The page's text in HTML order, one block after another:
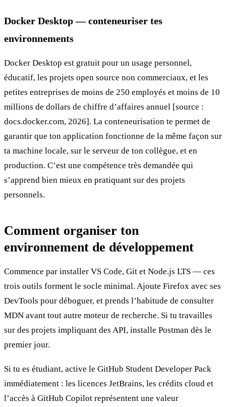
Docker Desktop — conteneuriser tes
environnements
Docker Desktop est gratuit pour un usage personnel,
éducatif, les projets open source non commerciaux, et les
petites entreprises de moins de 250 employés et moins de 10
millions de dollars de chiffre d’affaires annuel [source :
docs.docker.com, 2026]. La conteneurisation te permet de
garantir que ton application fonctionne de la même façon sur
ta machine locale, sur le serveur de ton collègue, et en
production. C’est une compétence très demandée qui
s’apprend bien mieux en pratiquant sur des projets
personnels.
Comment organiser ton
environnement de développement
Commence par installer VS Code, Git et Node.js LTS — ces
trois outils forment le socle minimal. Ajoute Firefox avec ses
DevTools pour déboguer, et prends l’habitude de consulter
MDN avant tout autre moteur de recherche. Si tu travailles
sur des projets impliquant des API, installe Postman dès le
premier jour.
Si tu es étudiant, active le GitHub Student Developer Pack
immédiatement : les licences JetBrains, les crédits cloud et
l’accès à GitHub Copilot représentent une valeur